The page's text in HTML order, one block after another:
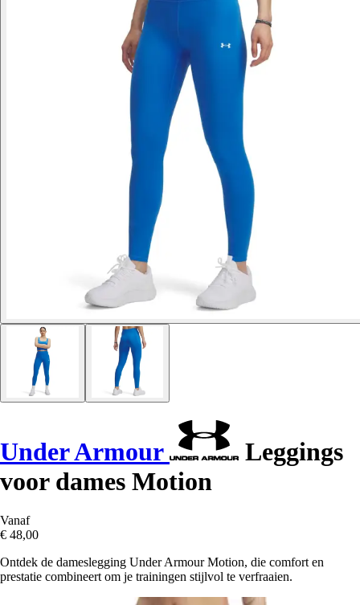
Under Armour
Leggings
voor dames Motion
Vanaf
€ 48,00
Ontdek de dameslegging Under Armour Motion, die comfort en
prestatie combineert om je trainingen stijlvol te verfraaien.